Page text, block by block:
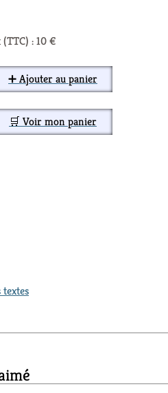
: 10 €
➕ Ajouter au panier
🛒 Voir mon panier